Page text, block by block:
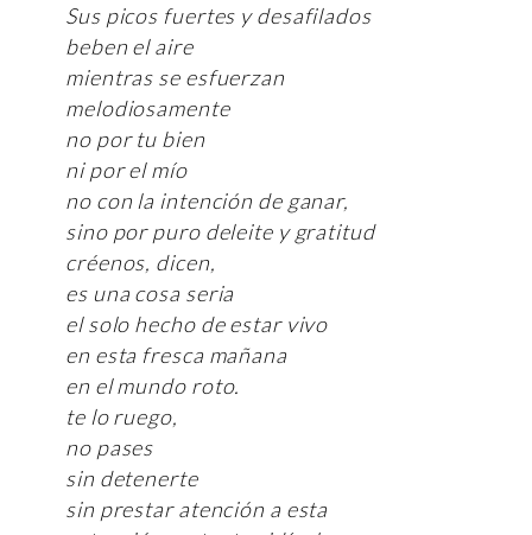
Sus picos fuertes y desafilados
beben el aire
mientras se esfuerzan
melodiosamente
no por tu bien
ni por el mío
no con la intención de ganar,
sino por puro deleite y gratitud
créenos, dicen,
es una cosa seria
el solo hecho de estar vivo
en esta fresca mañana
en el mundo roto.
te lo ruego,
no pases
sin detenerte
sin prestar atención a esta